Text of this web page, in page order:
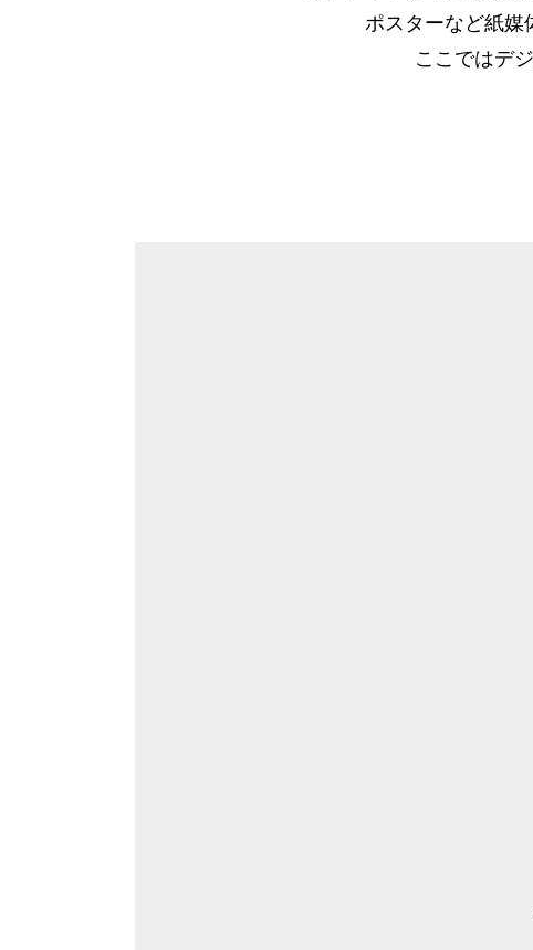
ポスターなど紙媒
ここではデ